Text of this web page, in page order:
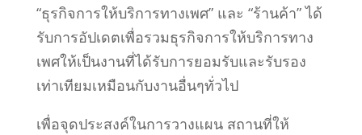
“ธุรกิจการให้บริการทางเพศ” และ “ร้านค้า” ได้
รับการอัปเดตเพื่อรวมธุรกิจการให้บริการทาง
เพศให้เป็นงานที่ได้รับการยอมรับและรับรอง
เท่าเทียมเหมือนกับงานอื่นๆทั่วไป
เพื่อจุดประสงค์ในการวางแผน สถานที่ให้